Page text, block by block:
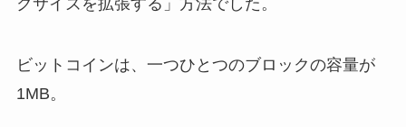
ビットコインは、一つひとつのブロックの容量が
1MB。